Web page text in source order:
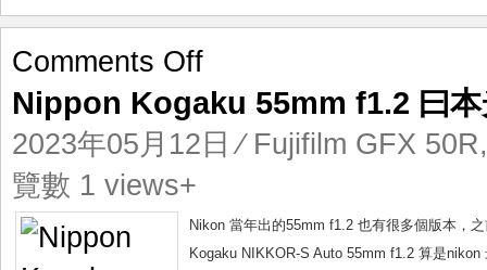
Comments Offon
Kogaku
f1.2
光
Nippon Kogaku 55mm f1.2 曰本
2023年05月12日 ⁄ Fujifilm GFX 50R
覽數 1 views+
Nikon 當年出的55mm f1.2 也有很多個版本，
Kogaku NIKKOR-S Auto 55mm f1.2 算是